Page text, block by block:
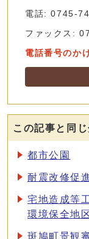
電話: 0745-
ファックス:
電話番号のか
この記事と同
都市公園
耐震改修促
宅地造成等
環境保全地
斑鳩町景観